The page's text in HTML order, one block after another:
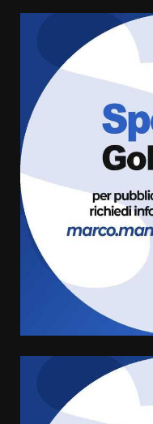
3
6
di
6
Cura